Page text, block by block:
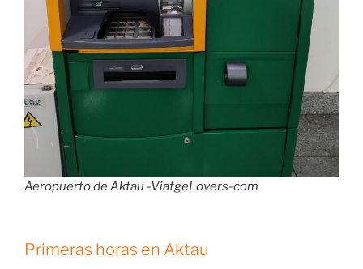
Aeropuerto de Aktau -ViatgeLovers-com
Primeras horas en Aktau